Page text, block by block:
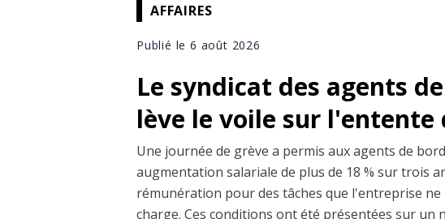
AFFAIRES
Publié le 6 août 2026
Le syndicat des agents
lève le voile sur l'entente
Une journée de grève a permis aux agents de
augmentation salariale de plus de 18 % sur trois
rémunération pour des tâches que l'entreprise
charge. Ces conditions ont été présentées sur un